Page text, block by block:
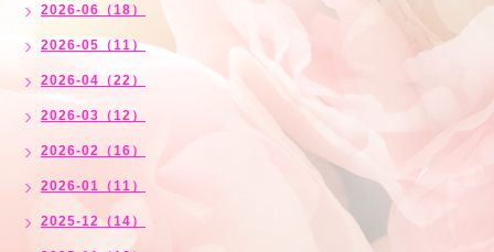
2026-06（18）
2026-05（11）
2026-04（22）
2026-03（12）
2026-02（16）
2026-01（11）
2025-12（14）